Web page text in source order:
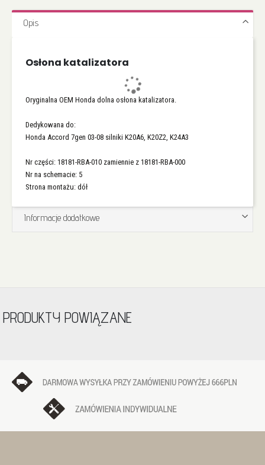
Opis
Osłona katalizatora
Oryginalna OEM Honda dolna osłona katalizatora.
Dedykowana do:
Honda Accord 7gen 03-08 silniki K20A6, K20Z2, K24A3
Nr części: 18181-RBA-010 zamiennie z 18181-RBA-000
Nr na schemacie: 5
Strona montażu: dół
Informacje dodatkowe
PRODUKTY POWIĄZANE